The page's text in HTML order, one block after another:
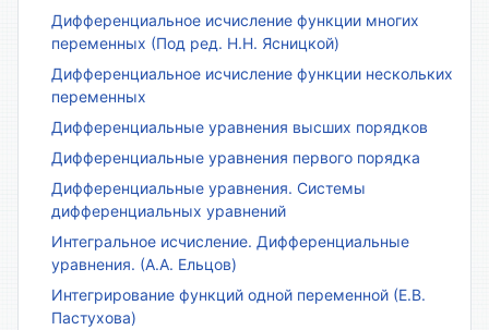
Дифференциальное исчисление функции многих
переменных (Под ред. Н.Н. Ясницкой)
Дифференциальное исчисление функции нескольких
переменных
Дифференциальные уравнения высших порядков
Дифференциальные уравнения первого порядка
Дифференциальные уравнения. Системы
дифференциальных уравнений
Интегральное исчисление. Дифференциальные
уравнения. (А.А. Ельцов)
Интегрирование функций одной переменной (Е.В.
Пастухова)